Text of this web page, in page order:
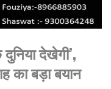
दुनिया देखेगी’,
का बड़ा बयान